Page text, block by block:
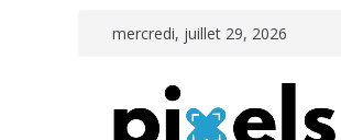
Passermercredi, juillet 29, 2026